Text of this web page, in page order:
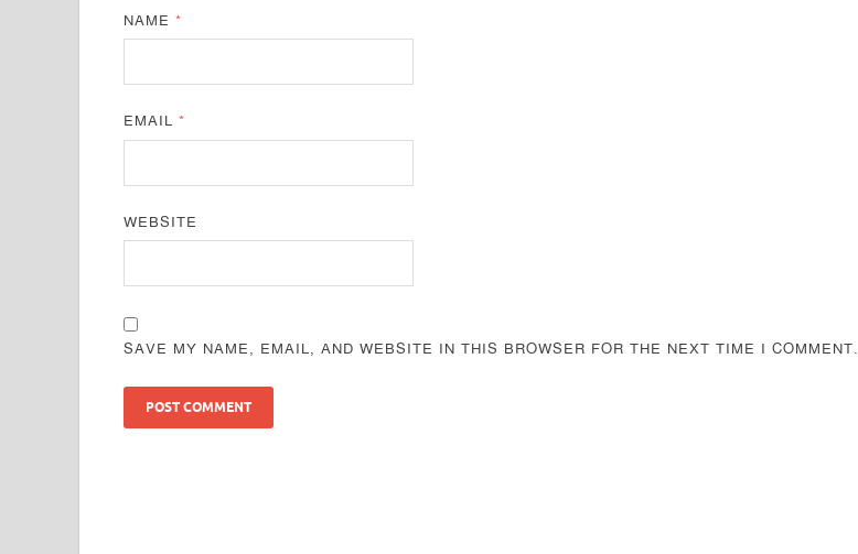
NAME*
EMAIL*
WEBSITE
SAVE MY NAME, EMAIL, AND WEBSITE IN THIS BROWSER FOR THE NEXT TIME I COMMENT.